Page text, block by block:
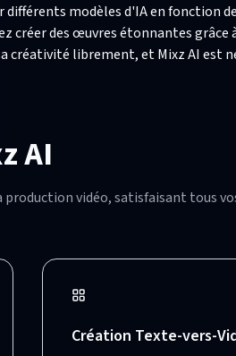
modèles d'IA en fonction
créer des œuvres étonnantes grâce
créativité librement, et Mixz AI est
AI
vidéo, satisfaisant tous
Création Texte-vers-